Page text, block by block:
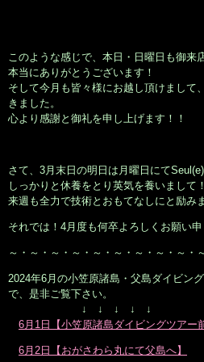
このような感じで、本日・日曜日も御来
本当にありがとうございます！
そして今月も皆々様にお越し頂けまして
きました。
心より感謝と御礼を申し上げます！！
さて、3月末日の明日は月曜日にてSeul(e)
しっかりと休養をとり英気を養いまして！
来週も全力で技術とおもてなしにと励み
それでは！4月度も何卒よろしくお願い申
～・～・～・～・～・～・～・～・～・
2024年6月の小笠原諸島・父島ダイビン
で、是非ご覧下さい。
↓ ↓ ↓ ↓ ↓
6月1日【小笠原諸島ダイビングツアー
6月2日【おがさわら丸にて父島へ】